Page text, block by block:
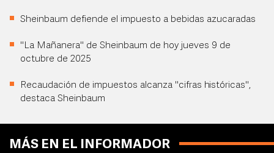
Sheinbaum defiende el impuesto a bebidas azucaradas
"La Mañanera" de Sheinbaum de hoy jueves 9 de
octubre de 2025
Recaudación de impuestos alcanza "cifras históricas",
destaca Sheinbaum
MÁS EN EL INFORMADOR